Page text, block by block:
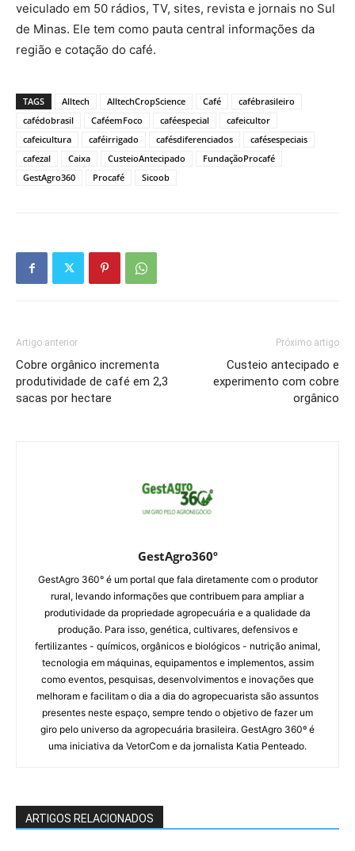
veiculado em 50 rádios, TV, sites, revista e jornais no Sul
de Minas. Ele tem como pauta central informações da
região e cotação do café.
TAGS Alltech AlltechCropScience Café
cafébrasileiro
cafédobrasil
CaféemFoco caféespecial
cafeicultor
cafeicultura
caféirrigado cafésdiferenciados
cafésespeciais
cafezal
Caixa CusteioAntecipado
FundaçãoProcafé
GestAgro360
Procafé Sicoob
Artigo anterior
Cobre orgânico incrementa
produtividade de café em 2,3
sacas por hectare
Próximo artigo
Custeio antecipado e
experimento com cobre
orgânico
GestAgro360º
GestAgro 360° é um portal que fala diretamente com o produtor
rural, levando informações que contribuem para ampliar a
produtividade da propriedade agropecuária e a qualidade da
produção. Para isso, genética, cultivares, defensivos e
fertilizantes - químicos, orgânicos e biológicos - nutrição animal,
tecnologia em máquinas, equipamentos e implementos, assim
como eventos, pesquisas, desenvolvimentos e inovações que
melhoram e facilitam o dia a dia do agropecuarista são assuntos
presentes neste espaço, sempre tendo o objetivo de fazer um
giro pelo universo da agropecuária brasileira. GestAgro 360º é
uma iniciativa da VetorCom e da jornalista Katia Penteado.
ARTIGOS RELACIONADOS